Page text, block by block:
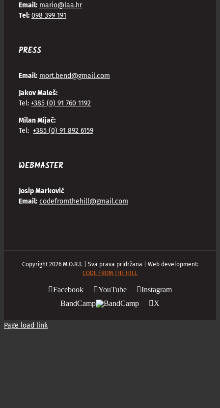
Email: mario@laa.hr
Tel: 098 399 191
PRESS
Email: mort.bend@gmail.com
Jakov Maleš:
Tel: +385 (0) 91 760 1192
Milan Mijač:
Tel: +385 (0) 91 892 6159
WEBMASTER
Josip Marković
Email: codefromthehill@gmail.com
Copyright2026M.O.R.T. | Sva prava pridržana | Web development:
CODE FROM THE HILL
Facebook YouTube
Instagram
BandCamp
X
Page load link